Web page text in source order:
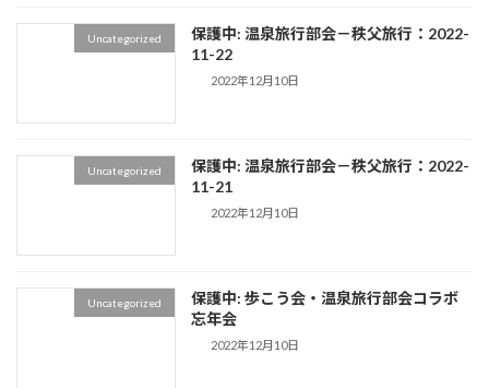
Uncategorized
保護中: 温泉旅行部会－秩父旅行：2022-
11-22
2022年12月10日
Uncategorized
保護中: 温泉旅行部会－秩父旅行：2022-
11-21
2022年12月10日
Uncategorized
保護中: 歩こう会・温泉旅行部会コラボ
忘年会
2022年12月10日